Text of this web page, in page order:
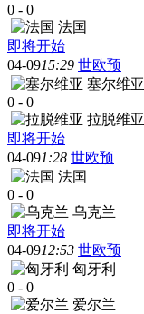
0 - 0
法国
即将开始
04-0915:29 世欧预
塞尔维亚
0 - 0
拉脱维亚
即将开始
04-091:28 世欧预
法国
0 - 0
乌克兰
即将开始
04-0912:53 世欧预
匈牙利
0 - 0
爱尔兰